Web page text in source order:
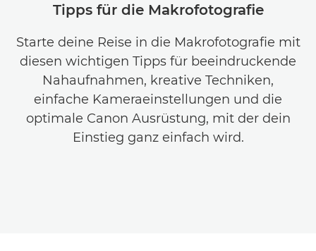
Fotografie und Druck: Tipps und Techniken
Tipps für die Makrofotografie
Starte deine Reise in die Makrofotografie mit
diesen wichtigen Tipps für beeindruckende
Nahaufnahmen, kreative Techniken,
einfache Kameraeinstellungen und die
optimale Canon Ausrüstung, mit der dein
Einstieg ganz einfach wird.